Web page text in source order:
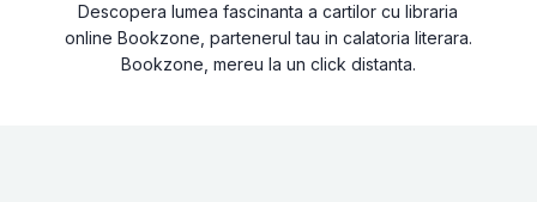
Descopera lumea fascinanta a cartilor cu libraria
online Bookzone, partenerul tau in calatoria literara.
Bookzone, mereu la un click distanta.